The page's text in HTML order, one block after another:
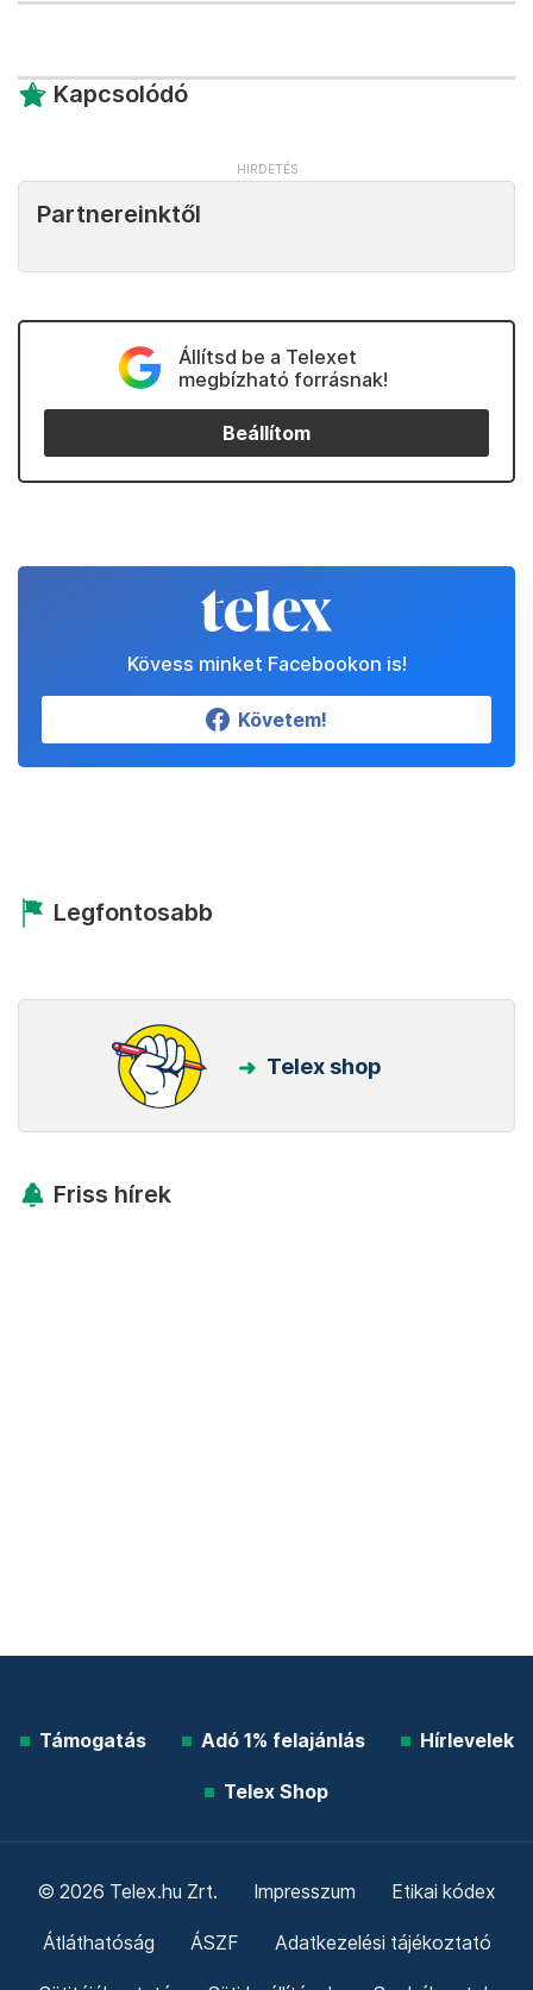
Kapcsolódó
Partnereinktől
Állítsd be a Telexet
megbízható forrásnak!
Beállítom
Kövess minket Facebookon is!
Követem!
Legfontosabb
Telex shop
Friss hírek
Támogatás Adó 1% felajánlás Hírlevelek
Telex Shop
© 2026 Telex.hu Zrt. Impresszum Etikai kódex
Átláthatóság ÁSZF Adatkezelési tájékoztató